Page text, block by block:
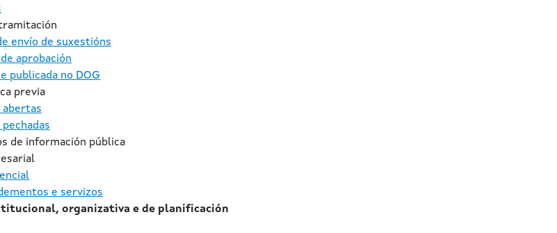
envío de suxestións
aprobación
publicada no DOG
previa
abertas
de información pública
e servizos
organizativa e de planificación